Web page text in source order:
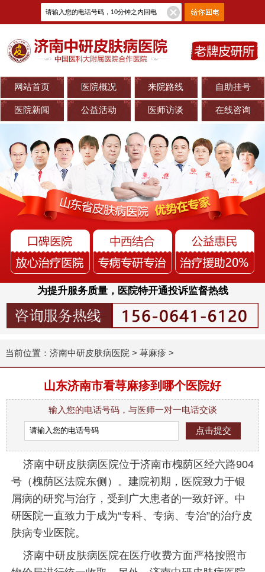
网站首页 医院概况 来院路线 自助挂号
医院新闻 公益活动 医师访谈 在线咨询
为提升服务质量，医院特开通投诉监督热线
当前位置： 济南中研皮肤病医院 > 荨麻疹 >
山东济南市看荨麻疹到哪个医院好
输入您的电话号码，与医师一对一电话交谈
济南中研皮肤病医院位于济南市槐荫区经六路904
号（槐荫区法院东侧）。建院初期，医院致力于银
屑病的研究与治疗，受到广大患者的一致好评。中
研医院一直致力于成为“专科、专病、专治”的治疗皮
肤病专业医院。
济南中研皮肤病医院在医疗收费方面严格按照市